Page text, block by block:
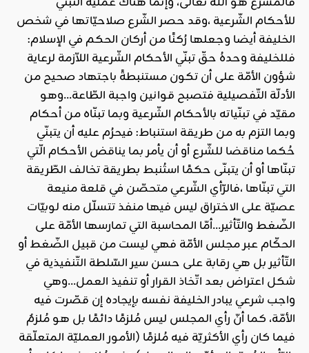
للأحكام الشّرعية ،وقد حصر الشّرع صلاحيّاتها في شخص
الخليفة أيضا وجعلها رُكنًا من أركان الحكم في الإسلام:
فللخليفة وحدهُ حقّ تبنّي الأحكام الشّرعية اللاّزمة لرعاية
شؤون الأمّة على أن تكون مستنبطةً باجتهاد صحيح من
الأدلّة التّفصيلية فتصبح قوانين واجبة الطّاعة…وهو
مقيّد في تبنّياته بالأحكام الشّرعية وبما تبنّاه من أحكام
وبما التزم به من طريقة استنباط: فيحرُم عليه أن يتبنّي
حُكما مناقضا للشّرع أو أن يأمر بما يناقض الأحكام الّتي
تبنّاها أو أن يتبنّى حكمًا استُنبط بطريقة تخالف الطّريقة
التي تبنّاها ،فالرّأي الشّرعي متحصّن في قلعة منيعة
عصيّة على الاختراق ليس فيها منفذ تتسلّل منه لوبيّات
الضّغط والتّأثير…أمّا المحاسبة التي تمارسها الأمّة على
الحكّام عبر مجلس الأمّة فهي ليست من قبيل الضّغط أو
التّأثير بل هي رقابة على حسن سير السّلطة التّنفيذية في
شكل اعتراض بعد اتّخاذ القرار أو تنفيذ العمل…وهي
واجب شرعي يبادر الخليفة نفسه بإيجاده إن قصّرت فيه
الأمّة، كما أنّ رأي المجلس ليس مُلزمًا دائمًا بل هو مُلزمٌ
فيما كان رأي الأكثريّة فيه مُلزمًا (الأمور العمليّة المتعلّقة